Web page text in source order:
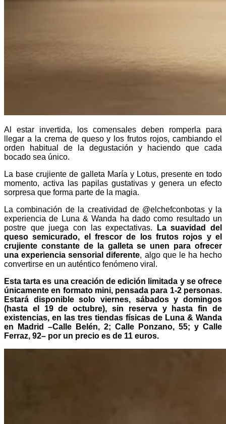
Al estar invertida, los comensales deben romperla para
llegar a la crema de queso y los frutos rojos, cambiando el
orden habitual de la degustación y haciendo que cada
bocado sea único.
La base crujiente de galleta María y Lotus, presente en todo
momento, activa las papilas gustativas y genera un efecto
sorpresa que forma parte de la magia.
La combinación de la creatividad de @elchefconbotas y la
experiencia de Luna & Wanda ha dado como resultado un
postre que juega con las expectativas.
La suavidad del
queso semicurado, el frescor de los frutos rojos y el
crujiente constante de la galleta se unen para ofrecer
una experiencia sensorial diferente, algo que le ha hecho
convertirse en un auténtico fenómeno viral.
Esta tarta es una creación de edición limitada y se ofrece
únicamente en formato mini, pensada para 1-2 personas.
Estará disponible solo viernes, sábados y domingos
(hasta el 19 de octubre), sin reserva y hasta fin de
existencias, en las tres tiendas físicas de Luna & Wanda
en Madrid –Calle Belén, 2; Calle Ponzano, 55; y Calle
Ferraz, 92– por un precio es de 11 euros.